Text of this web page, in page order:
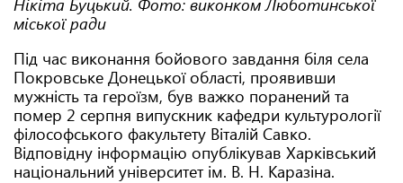
Нікіта Буцький. Фото: виконком Люботинської
міської ради
Під час виконання бойового завдання біля села
Покровське Донецької області, проявивши
мужність та героїзм, був важко поранений та
помер 2 серпня випускник кафедри культурології
філософського факультету Віталій Савко.
Відповідну інформацію опублікував Харківський
національний університет ім. В. Н. Каразіна.